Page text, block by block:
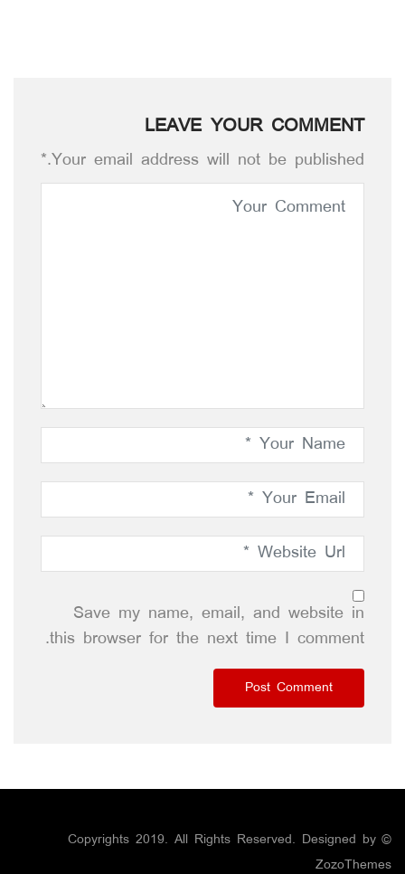
LEAVE YOUR COMMENT
Your email address will not be published.*
Save my name, email, and website in
this browser for the next time I comment.
© Copyrights 2019. All Rights Reserved. Designed by
ZozoThemes